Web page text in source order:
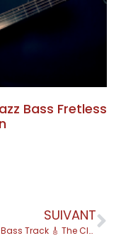
Bass Fretless
SUIVANT
Isolated Bass Track 🎸 The Clash – London Calling